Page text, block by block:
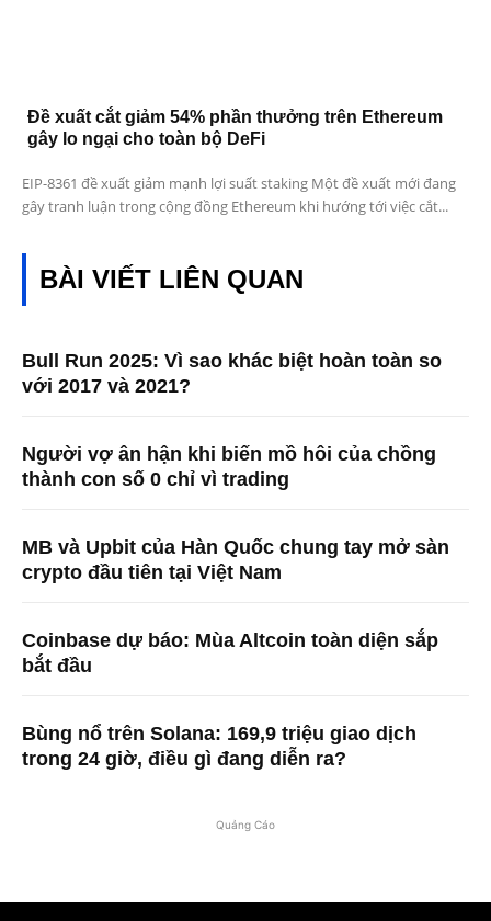
Đề xuất cắt giảm 54% phần thưởng trên Ethereum
gây lo ngại cho toàn bộ DeFi
EIP-8361 đề xuất giảm mạnh lợi suất staking Một đề xuất mới đang
gây tranh luận trong cộng đồng Ethereum khi hướng tới việc cắt...
BÀI VIẾT LIÊN QUAN
Bull Run 2025: Vì sao khác biệt hoàn toàn so
với 2017 và 2021?
Người vợ ân hận khi biến mồ hôi của chồng
thành con số 0 chỉ vì trading
MB và Upbit của Hàn Quốc chung tay mở sàn
crypto đầu tiên tại Việt Nam
Coinbase dự báo: Mùa Altcoin toàn diện sắp
bắt đầu
Bùng nổ trên Solana: 169,9 triệu giao dịch
trong 24 giờ, điều gì đang diễn ra?
Quảng Cáo